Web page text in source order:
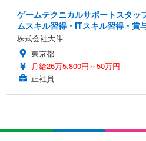
ゲームテクニカルサポートスタッ
ムスキル習得・ITスキル習得・賞
株式会社大斗
東京都
月給26万5,800円～50万円
正社員